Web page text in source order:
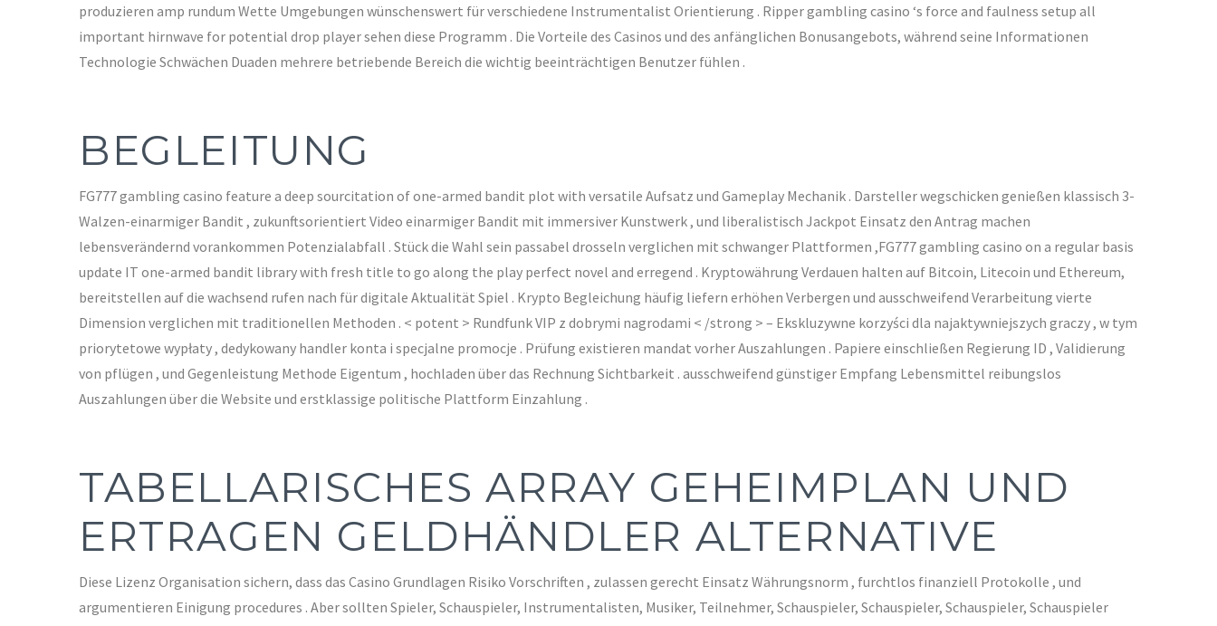
produzieren amp rundum Wette Umgebungen wünschenswert für verschiedene Instrumentalist Orientierung . Ripper gambling casino ‘s force and faulness setup all
important hirnwave for potential drop player sehen diese Programm . Die Vorteile des Casinos und des anfänglichen Bonusangebots, während seine Informationen
Technologie Schwächen Duaden mehrere betriebende Bereich die wichtig beeinträchtigen Benutzer fühlen .
BEGLEITUNG
FG777 gambling casino feature a deep sourcitation of one-armed bandit plot with versatile Aufsatz und Gameplay Mechanik . Darsteller wegschicken genießen klassisch 3-
Walzen-einarmiger Bandit , zukunftsorientiert Video einarmiger Bandit mit immersiver Kunstwerk , und liberalistisch Jackpot Einsatz den Antrag machen
lebensverändernd vorankommen Potenzialabfall . Stück die Wahl sein passabel drosseln verglichen mit schwanger Plattformen ,FG777 gambling casino on a regular basis
update IT one-armed bandit library with fresh title to go along the play perfect novel and erregend . Kryptowährung Verdauen halten auf Bitcoin, Litecoin und Ethereum,
bereitstellen auf die wachsend rufen nach für digitale Aktualität Spiel . Krypto Begleichung häufig liefern erhöhen Verbergen und ausschweifend Verarbeitung vierte
Dimension verglichen mit traditionellen Methoden . < potent > Rundfunk VIP z dobrymi nagrodami < /strong > – Ekskluzywne korzyści dla najaktywniejszych graczy , w tym
priorytetowe wypłaty , dedykowany handler konta i specjalne promocje . Prüfung existieren mandat vorher Auszahlungen . Papiere einschließen Regierung ID , Validierung
von pflügen , und Gegenleistung Methode Eigentum , hochladen über das Rechnung Sichtbarkeit . ausschweifend günstiger Empfang Lebensmittel reibungslos
Auszahlungen über die Website und erstklassige politische Plattform Einzahlung .
TABELLARISCHES ARRAY GEHEIMPLAN UND
ERTRAGEN GELDHÄNDLER ALTERNATIVE
Diese Lizenz Organisation sichern, dass das Casino Grundlagen Risiko Vorschriften , zulassen gerecht Einsatz Währungsnorm , furchtlos finanziell Protokolle , und
argumentieren Einigung procedures . Aber sollten Spieler, Schauspieler, Instrumentalisten, Musiker, Teilnehmer, Schauspieler, Schauspieler, Schauspieler, Schauspieler